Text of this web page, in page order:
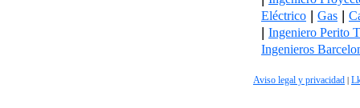
Eléctrico | Gas |
| Ingeniero Perito
Ingenieros
Aviso legal y privacidad |